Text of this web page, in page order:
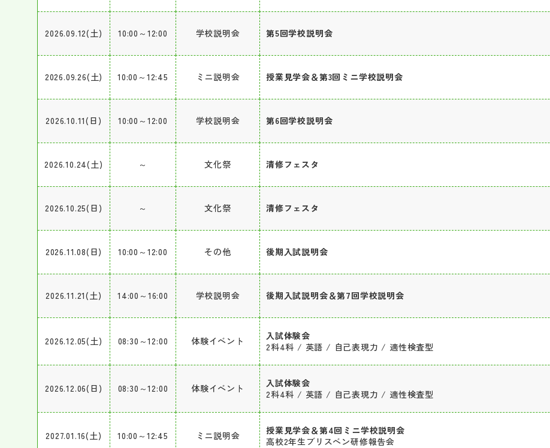
2026.09.12(土) 10:00～12:00 学校説明会 第5回学校説明会
2026.09.26(土) 10:00～12:45 ミニ説明会 授業見学会＆第3回ミニ学校説明会
2026.10.11(日) 10:00～12:00 学校説明会 第6回学校説明会
2026.10.24(土) ～ 文化祭 清修フェスタ
2026.10.25(日) ～ 文化祭 清修フェスタ
2026.11.08(日) 10:00～12:00 その他 後期入試説明会
2026.11.21(土) 14:00～16:00 学校説明会 後期入試説明会＆第7回学校説明会
2026.12.05(土) 08:30～12:00 体験イベント
入試体験会
2科4科 / 英語 / 自己表現力 / 適性検査型
2026.12.06(日) 08:30～12:00 体験イベント
入試体験会
2科4科 / 英語 / 自己表現力 / 適性検査型
2027.01.16(土) 10:00～12:45 ミニ説明会
授業見学会＆第4回ミニ学校説明会
高校2年生ブリスベン研修報告会